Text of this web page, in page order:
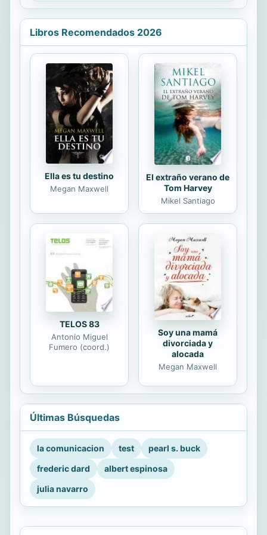
todos sin...
fragmentos de los comentarios de
enseñanzas de los santos y de los
intérpretes modernos de la historia
humana.
Libros Recomendados 2026
Ella es tu destino
Megan Maxwell
El extraño verano de
Tom Harvey
Mikel Santiago
TELOS 83
Antonio Miguel
Fumero (coord.)
Soy una mamá
divorciada y
alocada
Megan Maxwell
Últimas Búsquedas
la comunicacion test
pearl s. buck
frederic dard
albert espinosa
julia navarro